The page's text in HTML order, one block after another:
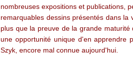
nombreuses expositions et publications,
remarquables dessins présentés dans
plus que la preuve de la grande
une opportunité unique d'en apprendre
Szyk, encore mal connue aujourd'hui.